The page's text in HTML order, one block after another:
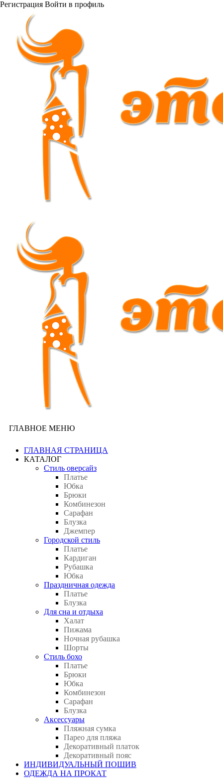
Регистрация Войти в профиль
ГЛАВНОЕ МЕНЮ
ГЛАВНАЯ СТРАНИЦА
КАТАЛОГ
Стиль оверсайз
Платье
Юбка
Брюки
Комбинезон
Сарафан
Блузка
Джемпер
Городской стиль
Платье
Кардиган
Рубашка
Юбка
Праздничная одежда
Платье
Блузка
Для сна и отдыха
Халат
Пижама
Ночная рубашка
Шорты
Стиль бохо
Платье
Брюки
Юбка
Комбинезон
Сарафан
Блузка
Аксессуары
Пляжная сумка
Парео для пляжа
Декоративный платок
Декоративный пояс
ИНДИВИДУАЛЬНЫЙ ПОШИВ
ОДЕЖДА НА ПРОКАТ